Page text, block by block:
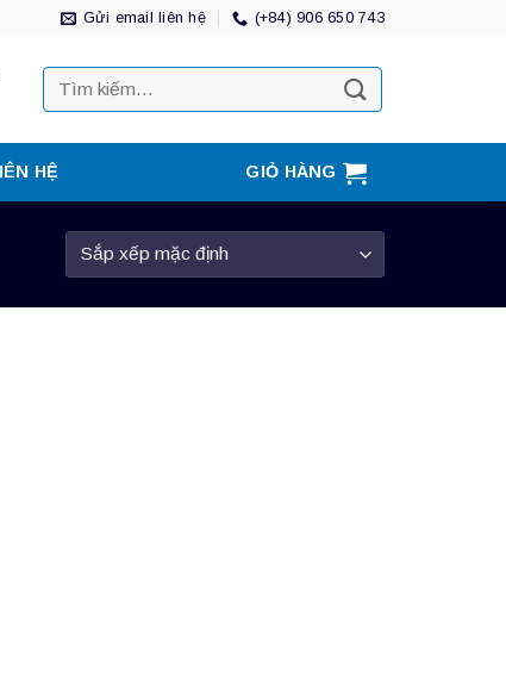
Gửi email liên hệ (+84) 906 650 743
Tìm
kiếm:
HỆ GIỎ HÀNG